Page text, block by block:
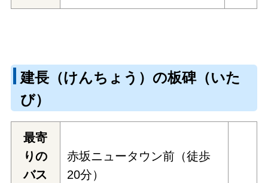
建長（けんちょう）の板碑（いた
び）
最寄
りの
バス
赤坂ニュータウン前（徒歩
20分）